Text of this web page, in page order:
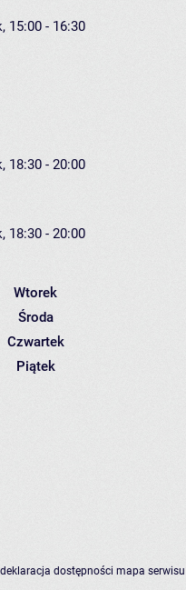
15:00 - 16:30
18:30 - 20:00
18:30 - 20:00
Wtorek
Środa
Czwartek
Piątek
deklaracja dostępności mapa serwisu